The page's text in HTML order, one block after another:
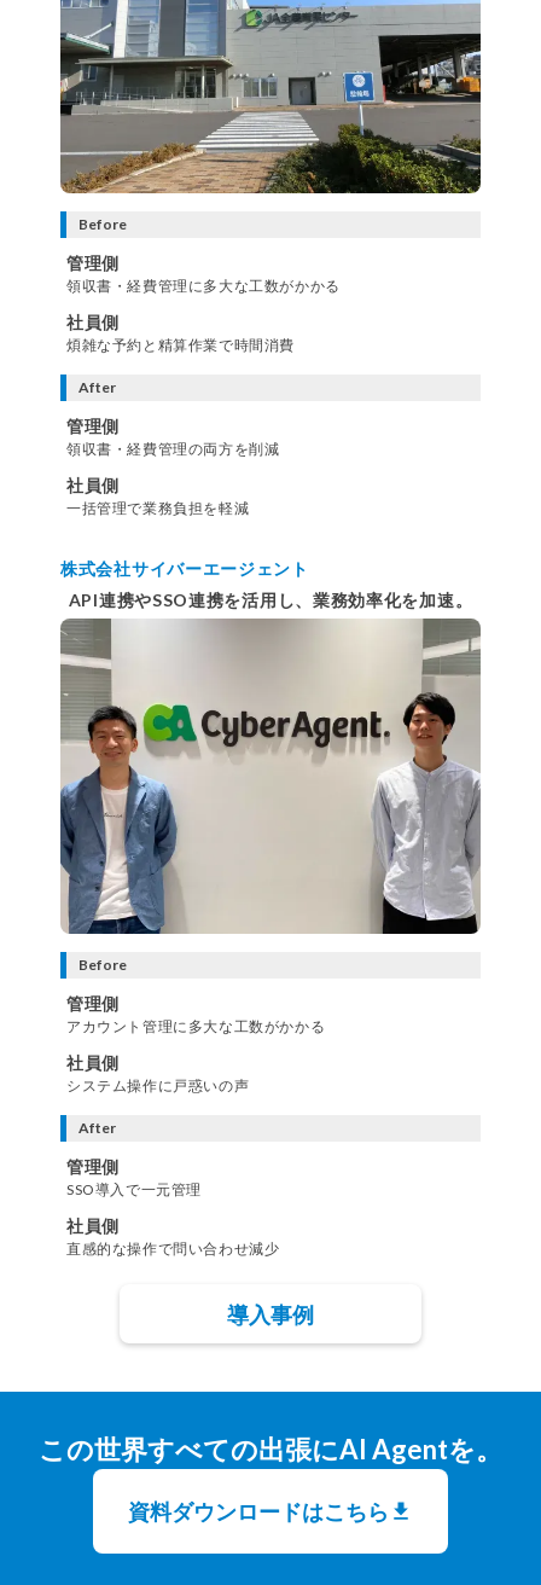
Before
管理側
領収書・経費管理に多大な工数がかかる
社員側
煩雑な予約と精算作業で時間消費
After
管理側
領収書・経費管理の両方を削減
社員側
一括管理で業務負担を軽減
株式会社サイバーエージェント
API連携やSSO連携を活用し、業務効率化を加速。
Before
管理側
アカウント管理に多大な工数がかかる
社員側
システム操作に戸惑いの声
After
管理側
SSO導入で一元管理
社員側
直感的な操作で問い合わせ減少
導入事例
この世界すべての出張にAI Agentを。
資料ダウンロードはこちら